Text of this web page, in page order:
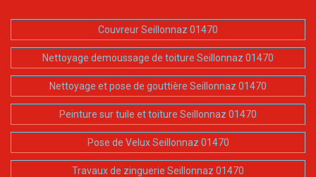
Couvreur Seillonnaz 01470
Nettoyage demoussage de toiture Seillonnaz 01470
Nettoyage et pose de gouttière Seillonnaz 01470
Peinture sur tuile et toiture Seillonnaz 01470
Pose de Velux Seillonnaz 01470
Travaux de zinguerie Seillonnaz 01470